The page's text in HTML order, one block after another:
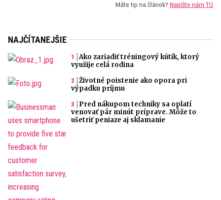
Máte tip na článok? Napíšte nám TU
NAJČÍTANEJŠIE
Ako zariadiť tréningový kútik, ktorý
využije celá rodina
Životné poistenie ako opora pri
výpadku príjmu
Pred nákupom techniky sa oplatí
venovať pár minút príprave. Môže to
ušetriť peniaze aj sklamanie